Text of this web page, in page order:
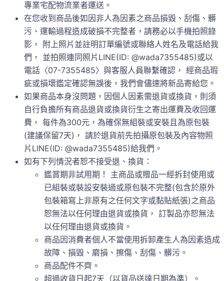
專業宅配物流業者運送。
在您收到商品後如因非人為因素之商品損毀、刮傷、髒
污、運輸過程造成破損不完整者，請務必以手機拍照錄
影， 附上照片並註明訂單編號或聯絡人姓名及電話給我
們， 並拍照連同照片LINE(ID: @wada7355485)或以
電話〈07-7355485〉與客服人員聯繫確認， 經商品瑕
疵或損壞鑑定確認無誤後，我們會儘速將新品寄給您。
如果商品本身沒問題，因個人因素需退貨或換貨，則須
自行負擔所有商品退貨或換貨衍生之寄出運費及收回運
費， 每件為300元，為確保無組裝或安裝且為原包裝
(建議保留7天)， 請於退貨前先拍攝原包裝及內容物照
片LINE(ID: @wada7355485)給我們。
如有下列情況者恕不接受退、換貨：
鑑賞期非試用期！ 主商品或贈品一經拆封使用或
已組裝或裝設安裝過或原包裝不完整(包含於原外
包裝箱寫上非原有之任何文字或黏貼紙張)之商品
恕無法以任何理由退貨或換貨， 訂製品亦恕無法
以任何理由退貨或換貨。
商品因消費者個人不當使用拆卸產生人為因素造成
故障、損毀、磨損、擦傷、刮傷、髒污。
商品配件不齊。
超過收貨日起7天（以貨品送達日期為準）。